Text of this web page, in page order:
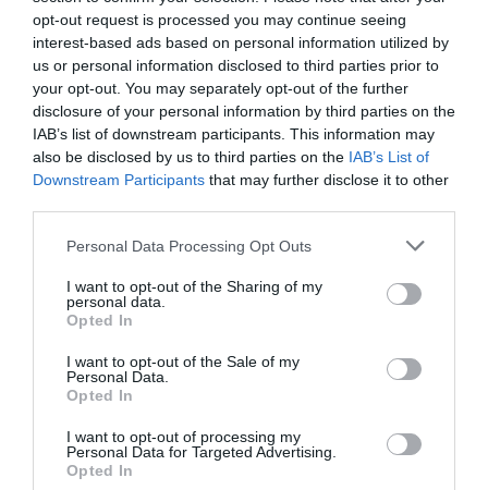
opt-out request is processed you may continue seeing
interest-based ads based on personal information utilized by
us or personal information disclosed to third parties prior to
your opt-out. You may separately opt-out of the further
disclosure of your personal information by third parties on the
IAB’s list of downstream participants. This information may
also be disclosed by us to third parties on the IAB’s List of
Downstream Participants that may further disclose it to other
Personal Data Processing Opt Outs
I want to opt-out of the Sharing of my
personal data.
Opted In
I want to opt-out of the Sale of my
Personal Data.
Opted In
I want to opt-out of processing my
Personal Data for Targeted Advertising.
Opted In
στο χέρι».
Όπως διευκρίνισαν, απαιτούνται περαιτέρω
μελέτες για να επιβεβαιωθεί το παραπάνω
συμπέρασμα. «Πιθανόν να χρειαστεί
τουλάχιστονμία δεκαετίαγια να
ολοκληρωθούν ώστε, κατόπιν, να
Συγκεκριμένα, μια συνεδρία 20 λεπτών σε
συσκευή στεγνώματος βερνικιού προκάλεσε το
καλλιεργήθηκαν σε τρυβλίο Πέτρι
, όπως
παρατήρησαν οι ειδικοί. Τρεις συνεδρίες
ανέβασαν αυτό το ποσοστό στο 70%
, ενώ τα
εναπομείναντα κύτταρα, σύμφωνα με τη μελέτη